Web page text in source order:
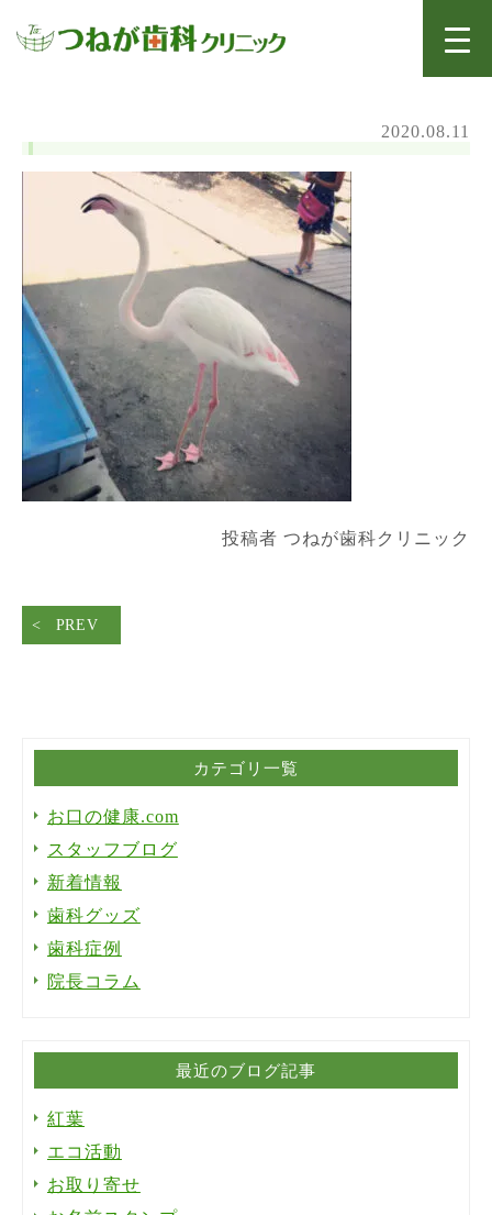
2020.08.11
投稿者 つねが歯科クリニック
PREV
カテゴリ一覧
お口の健康.com
スタッフブログ
新着情報
歯科グッズ
歯科症例
院長コラム
最近のブログ記事
紅葉
エコ活動
お取り寄せ